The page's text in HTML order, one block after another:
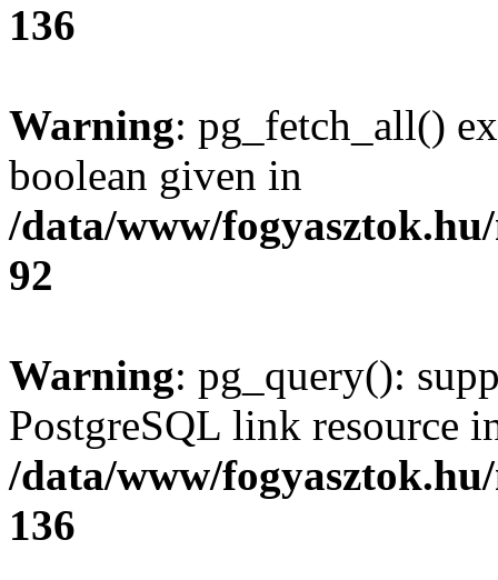
136
Warning: pg_fetch_all()
boolean given in
/data/www/
92
Warning: pg_query():
PostgreSQL link resource
/data/www/
136